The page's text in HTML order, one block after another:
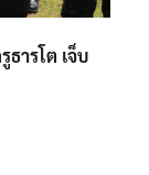
ารโต เจ็บ